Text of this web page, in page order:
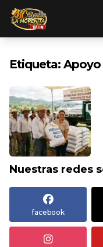
Etiqueta:
Nuestras redes
facebook